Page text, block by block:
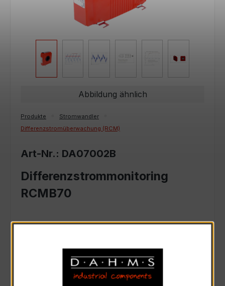
Abbildung ähnlich
Produkte
Stromwandler
Differenzstromüberwachung (RCM)
Art-Nr.: DA07002B
Differenzstrommonitoring
RCMB70
Anfrage schriftlich